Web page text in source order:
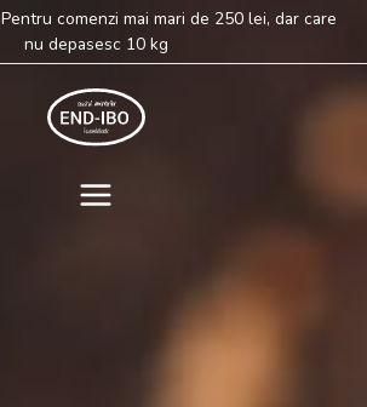
comenzi mai mari de 250 lei, dar care
nu depasesc 10 kg